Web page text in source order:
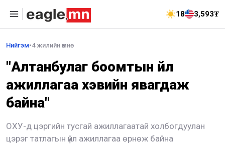
18 3,593₮
Нийгэм•4 жилийн өмнө
"Алтанбулаг боомтын үйл
ажиллагаа хэвийн явагдаж
байна"
ОХУ-д цэргийн тусгай ажиллагаатай холбогдуулан
цэрэг татлагын үйл ажиллагаа өрнөж байна